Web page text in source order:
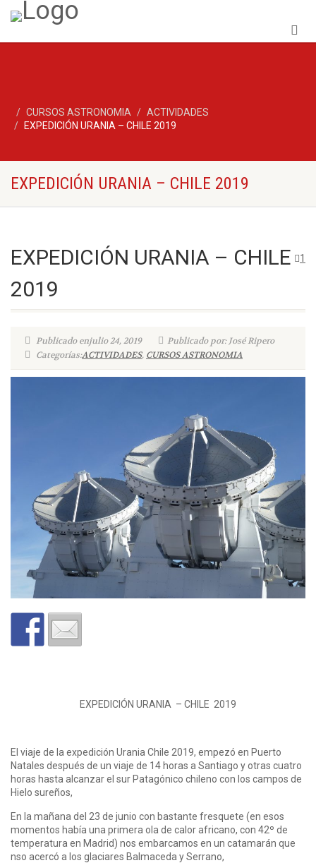
CURSOS ASTRONOMIA
ACTIVIDADES
EXPEDICIÓN URANIA – CHILE 2019
EXPEDICIÓN URANIA – CHILE 2019
1
EXPEDICIÓN URANIA – CHILE
2019
Publicado enjulio 24, 2019
Publicado por: José Ripero
Categorías:ACTIVIDADES, CURSOS ASTRONOMIA
EXPEDICIÓN URANIA – CHILE 2019
El viaje de la expedición Urania Chile 2019, empezó en Puerto
Natales después de un viaje de 14 horas a Santiago y otras cuatro
horas hasta alcanzar el sur Patagónico chileno con los campos de
Hielo sureños,
En la mañana del 23 de junio con bastante fresquete (en esos
momentos había una primera ola de calor africano, con 42º de
temperatura en Madrid) nos embarcamos en un catamarán que
nso acercó a los glaciares Balmaceda y Serrano,